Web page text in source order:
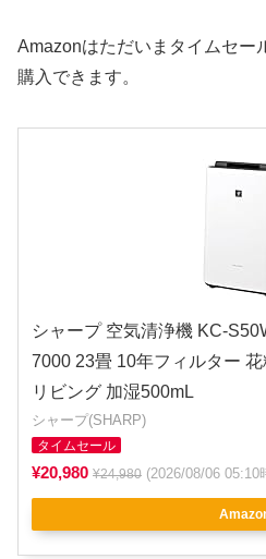
Amazonはただいまタイムセー
購入できます。
シャープ 空気清浄機 KC-
7000 23畳 10年フィルター
リビング 加湿500mL
シャープ(SHARP)
タイムセール
¥20,980 ¥24,980 (2026/08/06